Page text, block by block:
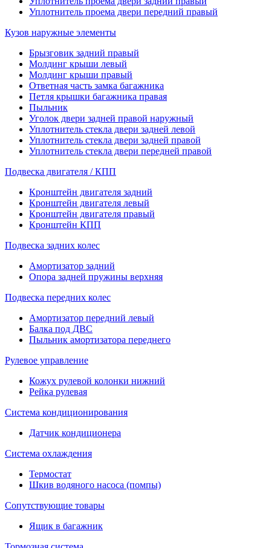
Уплотнитель проема двери передний правый
Кузов наружные элементы
Брызговик задний правый
Молдинг крыши левый
Молдинг крыши правый
Ответная часть замка багажника
Петля крышки багажника правая
Пыльник
Уголок двери задней правой наружный
Уплотнитель стекла двери задней левой
Уплотнитель стекла двери задней правой
Уплотнитель стекла двери передней правой
Подвеска двигателя / КПП
Кронштейн двигателя задний
Кронштейн двигателя левый
Кронштейн двигателя правый
Кронштейн КПП
Подвеска задних колес
Амортизатор задний
Опора задней пружины верхняя
Подвеска передних колес
Амортизатор передний левый
Балка под ДВС
Пыльник амортизатора переднего
Рулевое управление
Кожух рулевой колонки нижний
Рейка рулевая
Система кондиционирования
Датчик кондиционера
Система охлаждения
Термостат
Шкив водяного насоса (помпы)
Сопутствующие товары
Ящик в багажник